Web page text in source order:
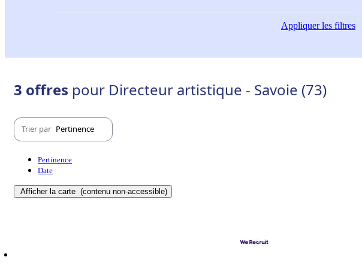
Appliquerles filtres
3 offres pour Directeur artistique - Savoie (73)
Trier par Pertinence
Pertinence
Date
Afficher la carte (contenu non-accessible)